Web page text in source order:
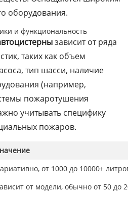
оборудования.
и функциональность
зависит от ряда
таких как объем
тип шасси, наличие
(например,
пожаротушения
учитывать специфику
пожаров.
от 1000 до 10000+
от модели, обычно от 50 до